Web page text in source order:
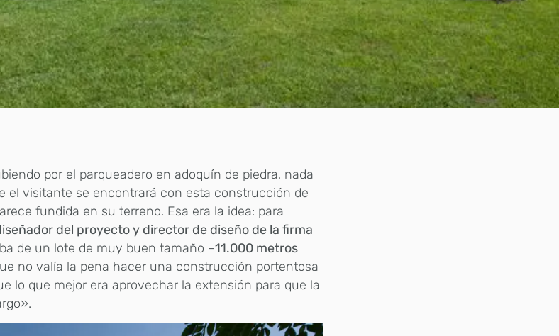
por el parqueadero en adoquín de piedra, nada
el visitante se encontrará con esta construcción de
fundida en su terreno. Esa era la idea: para
del proyecto y director de diseño de la firma
de un lote de muy buen tamaño –11.000 metros
no valía la pena hacer una construcción portentosa
lo que mejor era aprovechar la extensión para que la